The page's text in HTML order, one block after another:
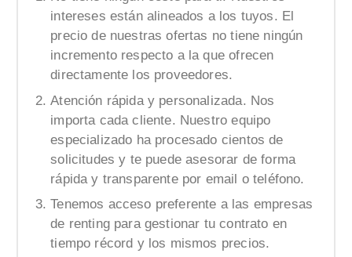
intereses están alineados a los tuyos. El
precio de nuestras ofertas no tiene ningún
incremento respecto a la que ofrecen
directamente los proveedores.
Atención rápida y personalizada. Nos
importa cada cliente. Nuestro equipo
especializado ha procesado cientos de
solicitudes y te puede asesorar de forma
rápida y transparente por email o teléfono.
Tenemos acceso preferente a las empresas
de renting para gestionar tu contrato en
tiempo récord y los mismos precios.